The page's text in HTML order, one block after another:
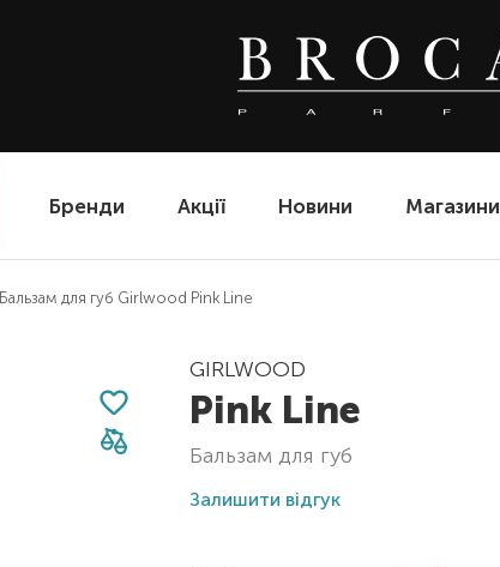
Бренди Акції Новини Магазини
Бальзам для губ Girlwood Pink Line
GIRLWOOD
Pink Line
бальзам для губ
Залишити відгук